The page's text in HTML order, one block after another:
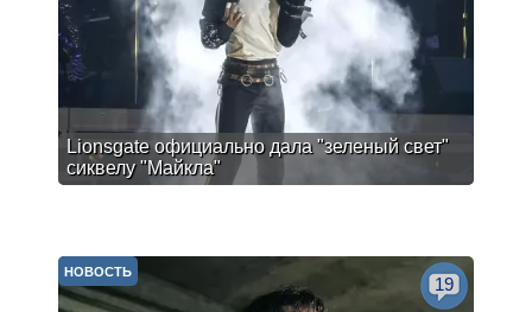
Lionsgate официально дала "зеленый свет"
сиквелу "Майкла"
НОВОСТЬ
19